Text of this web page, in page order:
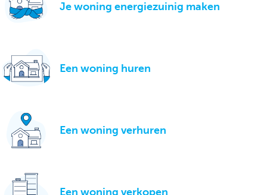
Je woning energiezuinig maken
Een woning huren
Een woning verhuren
Een woning verkopen